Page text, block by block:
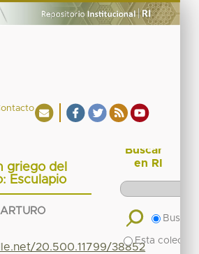
griego del
Esculapio
20.500.11799/38852
Buscar
en RI
Buscar
Esta